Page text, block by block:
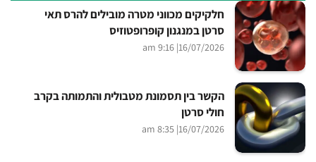
חלקיקים מכווני מטרה מובילים להרס תאי
סרטן במנגנון קופרופטוזיס
16/07/2026
| 9:16 am
הקשר בין תסמונת מטבולית והתמותה בקרב
חולי סרטן
16/07/2026
| 8:35 am